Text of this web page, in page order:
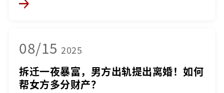
08/15 2025
拆迁一夜暴富，男方出轨提出离婚！如何
帮女方多分财产？